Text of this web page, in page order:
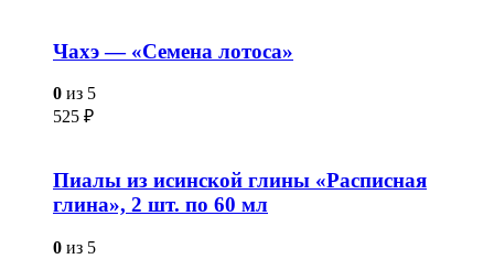
Чахэ — «Семена лотоса»
0 из 5
525 ₽
Пиалы из исинской глины «Расписная
глина», 2 шт. по 60 мл
0 из 5